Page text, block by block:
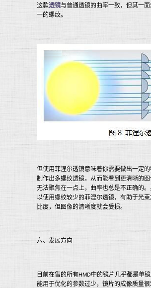
这款透镜与普通透镜的曲率一致，但其一
一的螺纹。
但使用菲涅尔透镜意味着你需要做出一定
制作出多螺纹透镜，从而能看到更清晰的
无法聚焦在一点上，曲率也总是不正确的
以使用螺纹较少的菲涅尔透镜，有助于光
比度，但图像的清晰度就会受损。
六、发展方向
目前在售的所有HMD中的镜片几乎都是单
能用于优化的参数过少，镜片的成像质量